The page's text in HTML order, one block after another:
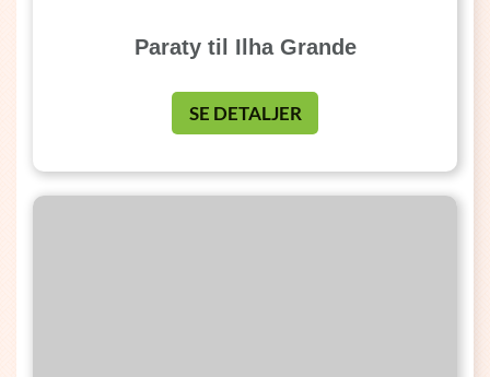
Paraty til Ilha Grande
SE DETALJER